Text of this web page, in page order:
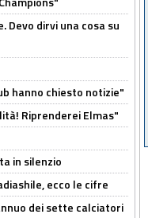
Devo dirvi una cosa su
hanno chiesto notizie"
Riprenderei Elmas"
in silenzio
ecco le cifre
dei sette calciatori